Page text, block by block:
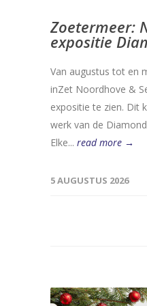
Zoetermeer:
expositie
Van augustus tot en
inZet Noordhove &
expositie te zien. Dit
werk van de
Elke... read more →
5 AUGUSTUS 2026